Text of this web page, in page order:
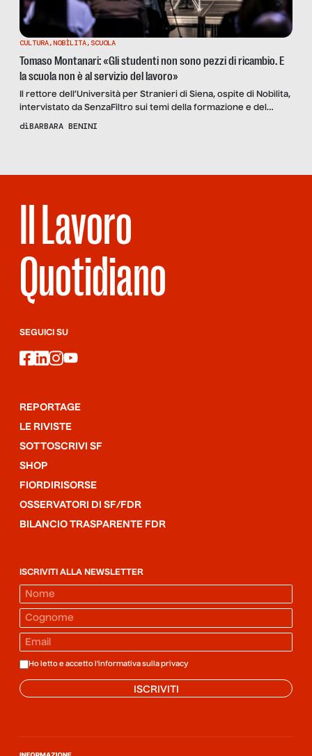
CULTURA,NOBÌLITA, SCUOLA
Tomaso Montanari: «Gli studenti non sono pezzi di ricambio. E
la scuola non è al servizio del lavoro»
Il rettore dell’Università per Stranieri di Siena, ospite di Nobìlita,
intervistato da SenzaFiltro sui temi della formazione e del
conflitto, internazionale e sociale.
diBARBARA BENINI
Il Lavoro
Quotidiano
SEGUICI SU
facebook
linkedin
instagram
youtube
REPORTAGE
LE RIVISTE
SOTTOSCRIVI SF
SHOP
FIORDIRISORSE
OSSERVATORI DI SF/FDR
BILANCIO TRASPARENTE FDR
ISCRIVITI ALLA NEWSLETTER
Ho letto e accetto l'informativa sulla privacy
ISCRIVITI